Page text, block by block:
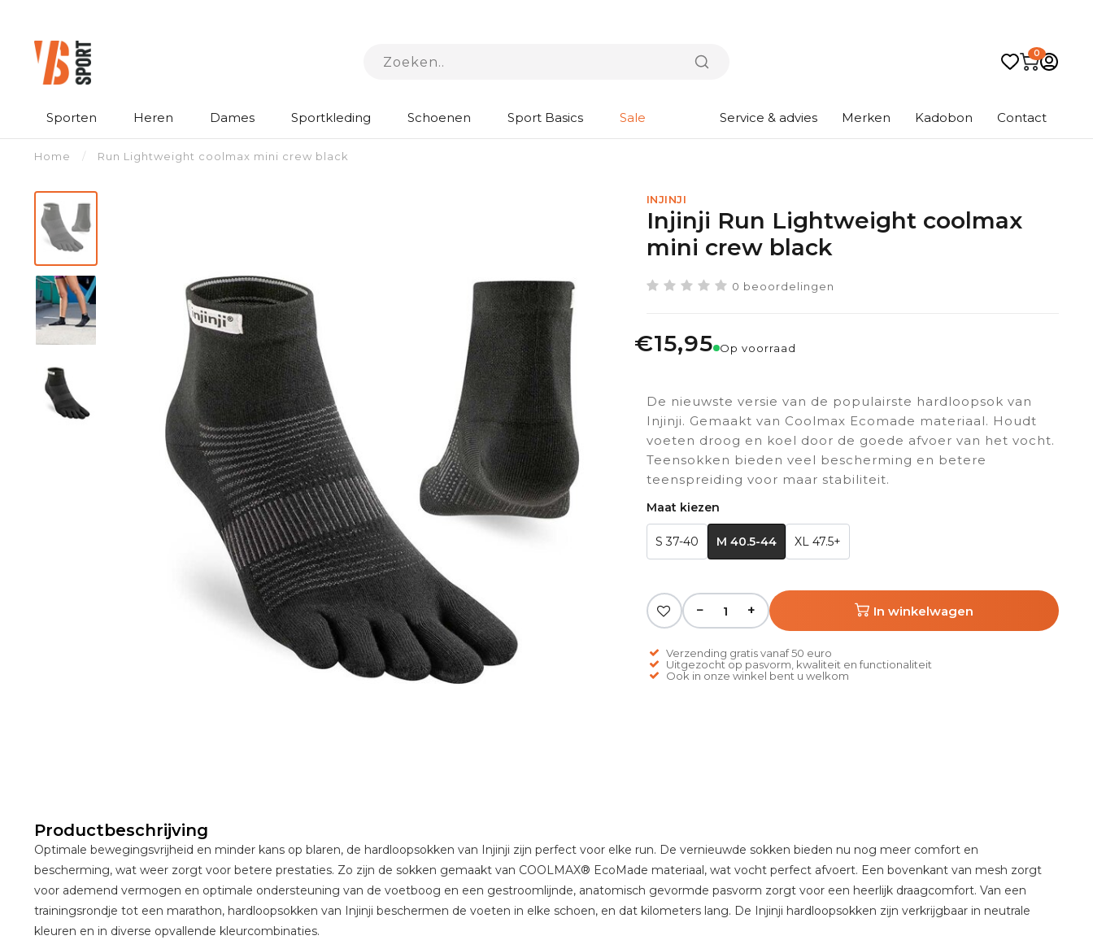
0
Sporten Heren Dames Sportkleding Schoenen Sport Basics Sale Service & advies Merken Kadobon Contact
Home / Run Lightweight coolmax mini crew black
INJINJI
Injinji Run Lightweight coolmax
mini crew black
0 beoordelingen
€15,95 Op voorraad
De nieuwste versie van de populairste hardloopsok van
Injinji. Gemaakt van Coolmax Ecomade materiaal. Houdt
voeten droog en koel door de goede afvoer van het vocht.
Teensokken bieden veel bescherming en betere
teenspreiding voor maar stabiliteit.
Maat kiezen
S 37-40 M 40.5-44 XL 47.5+
− + In winkelwagen
Verzending gratis vanaf 50 euro
Uitgezocht op pasvorm, kwaliteit en functionaliteit
Ook in onze winkel bent u welkom
Productbeschrijving
Optimale bewegingsvrijheid en minder kans op blaren, de hardloopsokken van Injinji zijn perfect voor elke run. De vernieuwde sokken bieden nu nog meer comfort en
bescherming, wat weer zorgt voor betere prestaties. Zo zijn de sokken gemaakt van COOLMAX® EcoMade materiaal, wat vocht perfect afvoert. Een bovenkant van mesh zorgt
voor ademend vermogen en optimale ondersteuning van de voetboog en een gestroomlijnde, anatomisch gevormde pasvorm zorgt voor een heerlijk draagcomfort. Van een
trainingsrondje tot een marathon, hardloopsokken van Injinji beschermen de voeten in elke schoen, en dat kilometers lang. De Injinji hardloopsokken zijn verkrijgbaar in neutrale
kleuren en in diverse opvallende kleurcombinaties.